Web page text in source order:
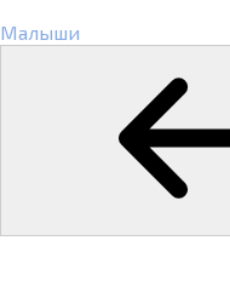
Малыши